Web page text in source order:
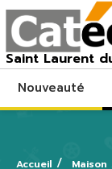
Saint Laurent
Nouveauté
Accueil Maison